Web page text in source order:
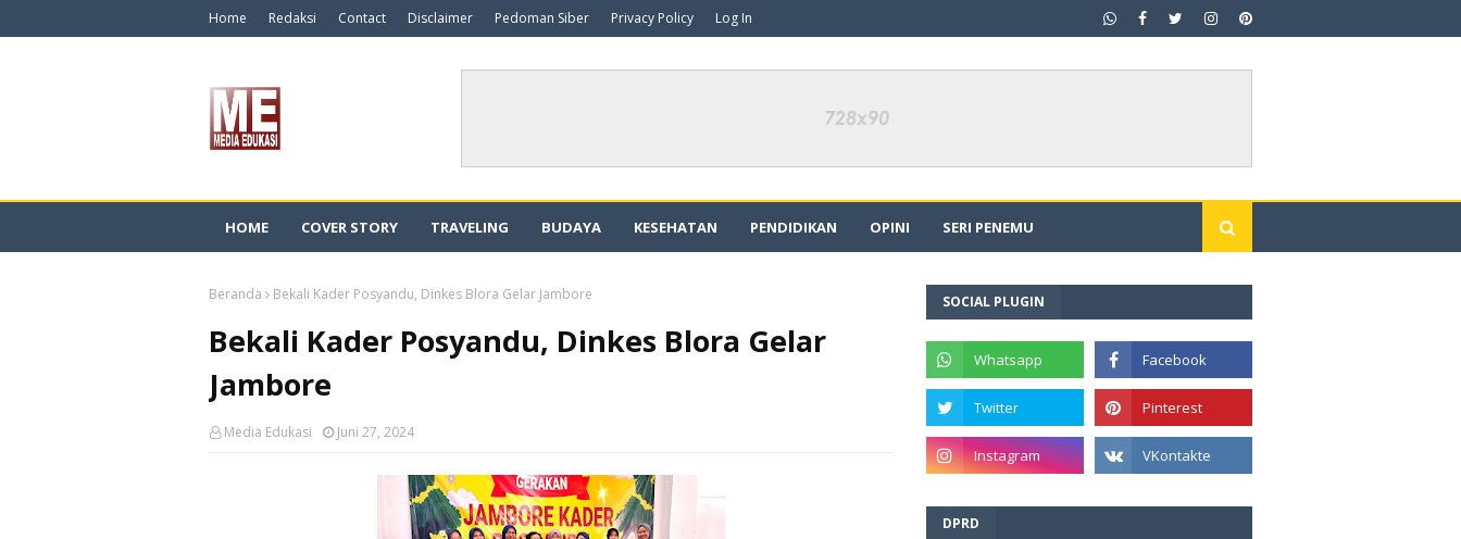
Home Redaksi Contact Disclaimer Pedoman Siber Privacy Policy Log In
HOME COVER STORY TRAVELING BUDAYA KESEHATAN PENDIDIKAN OPINI SERI PENEMU
Beranda Bekali Kader Posyandu, Dinkes Blora Gelar Jambore
Bekali Kader Posyandu, Dinkes Blora Gelar
Jambore
Media Edukasi Juni 27, 2024
SOCIAL PLUGIN
DPRD